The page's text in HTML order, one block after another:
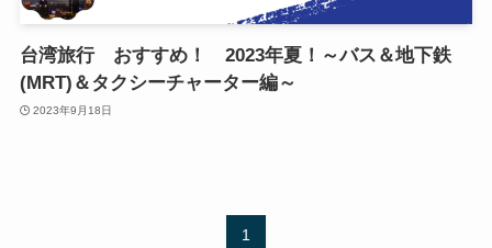
台湾旅行 おすすめ！ 2023年夏！～バス＆地下鉄
(MRT)＆タクシーチャーター編～
2023年9月18日
1